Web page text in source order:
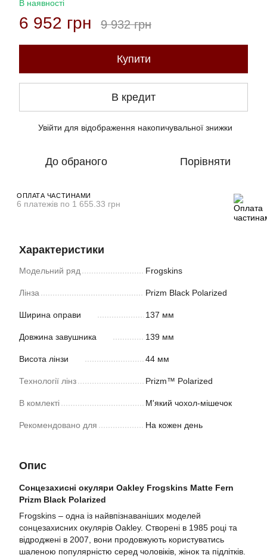
В наявності
6 952 грн 9 932 грн
Купити
В кредит
Увійти для відображення накопичувальної знижки
До обраного Порівняти
ОПЛАТА ЧАСТИНАМИ
6 платежів по 1 655.33 грн
Характеристики
Модельний ряд Frogskins
Лінза Prizm Black Polarized
Ширина оправи 137 мм
Довжина завушника 139 мм
Висота лінзи 44 мм
Технології лінз Prizm™ Polarized
В комлекті М'який чохол-мішечок
Рекомендовано для На кожен день
Опис
Сонцезахисні окуляри Oakley Frogskins Matte Fern
Prizm Black Polarized
Frogskins – одна із найвпізнаваніших моделей
сонцезахисних окулярів Oakley. Створені в 1985 році та
відроджені в 2007, вони продовжують користуватись
шаленою популярністю серед чоловіків, жінок та підлітків.